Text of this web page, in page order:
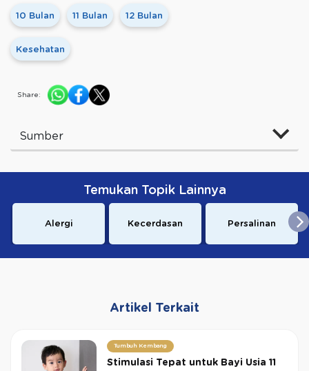
10 Bulan 11 Bulan 12 Bulan
Kesehatan
Share:
Sumber
Temukan Topik Lainnya
Alergi Kecerdasan Persalinan
Artikel Terkait
Tumbuh Kembang
Stimulasi Tepat untuk Bayi Usia 11